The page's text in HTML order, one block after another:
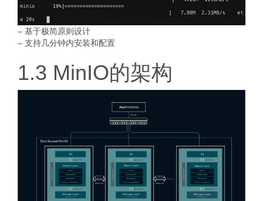
– 基于极简原则设计
– 支持几分钟内安装和配置
1.3 MinIO的架构